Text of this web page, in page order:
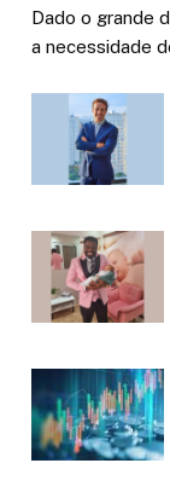
Dado o grande
a necessidade